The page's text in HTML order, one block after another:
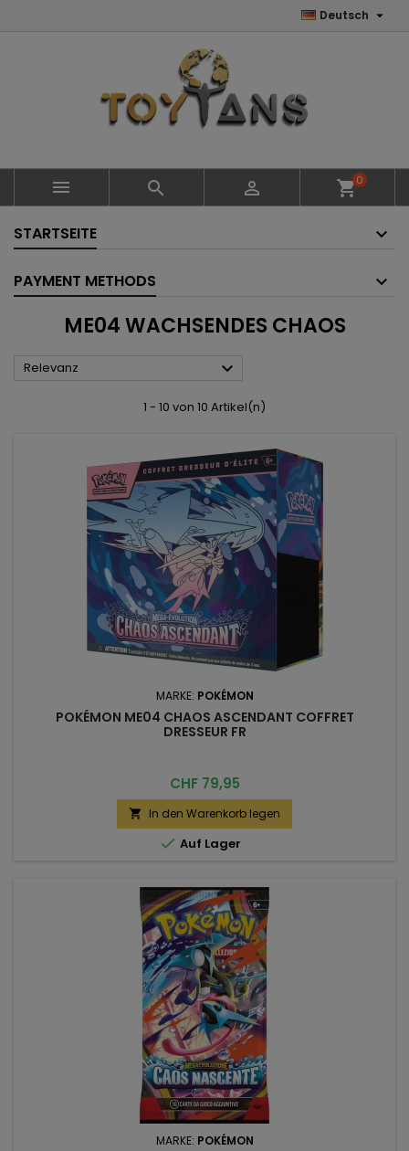
Deutsch 
   shopping_cart0
STARTSEITE
PAYMENT METHODS
ME04 WACHSENDES CHAOS
Relevanz 
1 - 10 von 10 Artikel(n)
MARKE: POKÉMON
POKÉMON ME04 CHAOS ASCENDANT COFFRET
DRESSEUR FR
Preis
CHF 79,95
 In den Warenkorb legen
 Auf Lager
MARKE: POKÉMON